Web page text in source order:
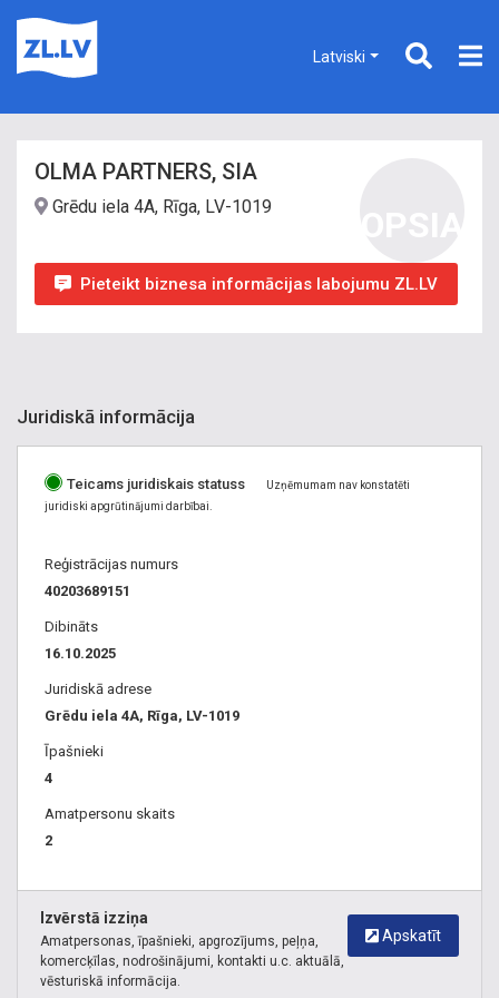
Latviski
OLMA PARTNERS, SIA
Grēdu iela 4A, Rīga, LV-1019
Pieteikt biznesa informācijas labojumu ZL.LV
Juridiskā informācija
Teicams juridiskais statuss
Uzņēmumam nav konstatēti
juridiski apgrūtinājumi darbībai.
Reģistrācijas numurs
40203689151
Dibināts
16.10.2025
Juridiskā adrese
Grēdu iela 4A, Rīga, LV-1019
Īpašnieki
4
Amatpersonu skaits
2
Apskatīt
Izvērstā izziņa
Amatpersonas, īpašnieki, apgrozījums, peļņa,
komercķīlas, nodrošinājumi, kontakti u.c. aktuālā,
vēsturiskā informācija.